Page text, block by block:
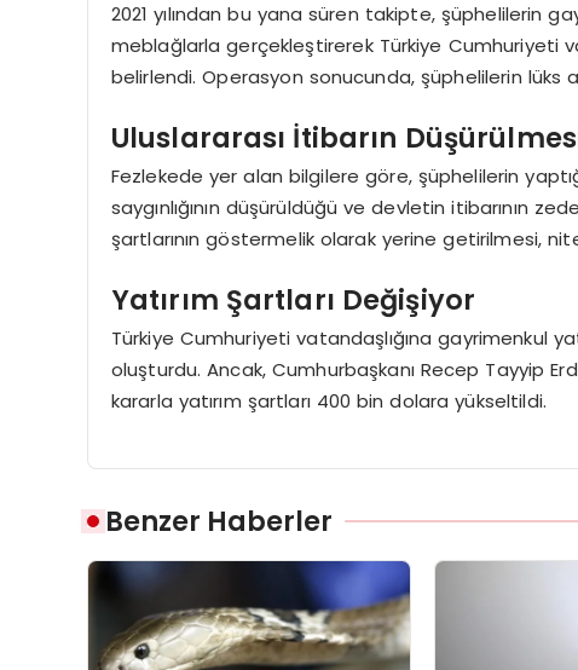
2021 yılından bu yana süren takipte, şüphelilerin
meblağlarla gerçekleştirerek Türkiye Cumhuriyeti
belirlendi. Operasyon sonucunda, şüphelilerin lüks
Uluslararası İtibarın
Fezlekede yer alan bilgilere göre, şüphelilerin
saygınlığının düşürüldüğü ve devletin itibarının
şartlarının göstermelik olarak yerine getirilmesi,
Yatırım Şartları Değişiyor
Türkiye Cumhuriyeti vatandaşlığına gayrimenkul
oluşturdu. Ancak, Cumhurbaşkanı Recep Tayyip
kararla yatırım şartları 400 bin dolara yükseltildi.
Benzer Haberler